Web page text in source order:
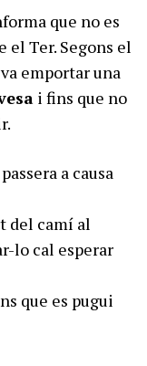
que no es
el Ter. Segons el
emportar una
i fins que no
a causa
del camí al
lo cal esperar
que es pugui